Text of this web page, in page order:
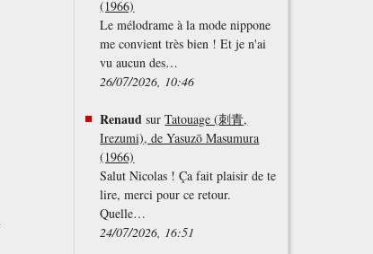
(1966)
Le mélodrame à la mode nippone
me convient très bien ! Et je n'ai
vu aucun des…
26/07/2026, 10:46
Renaud surTatouage (刺青,
Irezumi), de Yasuzō Masumura
(1966)
Salut Nicolas ! Ça fait plaisir de te
lire, merci pour ce retour.
Quelle…
24/07/2026, 16:51